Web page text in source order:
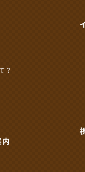
？
内
証明書発行など
所総合窓口
祝日が重なる場合は、お休み